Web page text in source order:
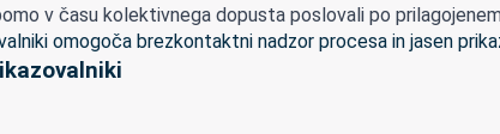
v času kolektivnega dopusta poslovali po